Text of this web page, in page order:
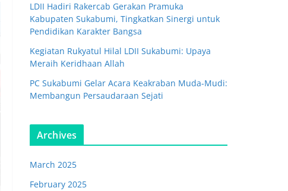
LDII Hadiri Rakercab Gerakan Pramuka
Kabupaten Sukabumi, Tingkatkan Sinergi untuk
Pendidikan Karakter Bangsa
Kegiatan Rukyatul Hilal LDII Sukabumi: Upaya
Meraih Keridhaan Allah
PC Sukabumi Gelar Acara Keakraban Muda-Mudi:
Membangun Persaudaraan Sejati
Archives
March 2025
February 2025